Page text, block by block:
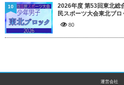
2026年度 第53回東北総
民スポーツ大会東北ブロ
80
10
運営会社